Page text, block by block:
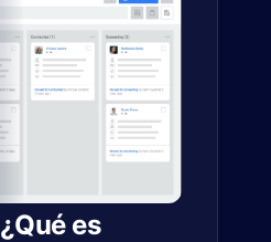
¿Qué es